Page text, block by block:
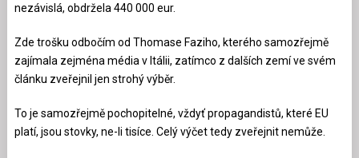
nezávislá, obdržela 440 000 eur.
Zde trošku odbočím od Thomase Faziho, kterého samozřejmě
zajímala zejména média v Itálii, zatímco z dalších zemí ve svém
článku zveřejnil jen strohý výběr.
To je samozřejmě pochopitelné, vždyť propagandistů, které EU
platí, jsou stovky, ne-li tisíce. Celý výčet tedy zveřejnit nemůže.